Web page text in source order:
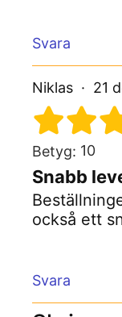
Svara
Niklas 21
Betyg: 10
Snabb
också ett
Svara